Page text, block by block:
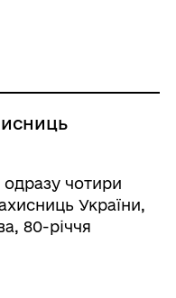
одразу чотири
України,
80-річчя